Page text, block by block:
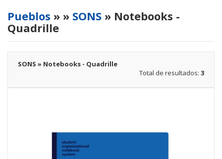
Pueblos » » SONS » Notebooks -
Quadrille
SONS » Notebooks - Quadrille
Total de resultados: 3